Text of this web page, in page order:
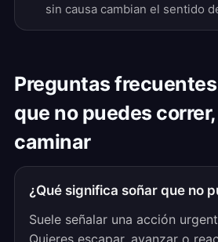
sin causa cambian el sentido
Preguntas
que no puedes
caminar
¿Qué significa soñar que no
Suele señalar una acción
Quieres escapar, avanzar o